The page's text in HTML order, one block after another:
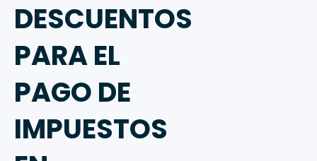
DESCUENTOS
PARA EL
PAGO DE
IMPUESTOS